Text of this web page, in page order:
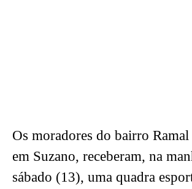
Os moradores do bairro Ramal
em Suzano, receberam, na
sábado (13), uma quadra